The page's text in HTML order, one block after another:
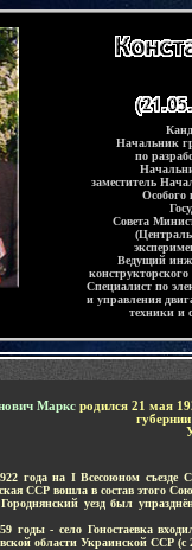
Начальник
по
заместитель
Особого
Совета
Ведущий
Специалист по
и управления
техники и
Маркс родился 21 мая
года на IВсесоюном съезде
ССР вошла в состав этого
уезд был
годы - село Гоностаевка
области Украинской ССР (с